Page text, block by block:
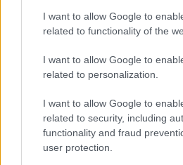
I want to allow Google to
related to functionality of the
I want to allow Google to
related to personalization.
I want to allow Google to
related to security, including
functionality and fraud
user protection.
Rémálommá vált
Családját hátrahagyva
ismert modell. Tegnap este
mellett arról "mesél"
hazánkban tartózkodik öt
ellenben Indonéziában
tervezetten érkezett (volna)